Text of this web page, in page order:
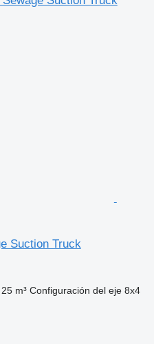
Suction Truck
25 m³ Configuración del eje 8x4